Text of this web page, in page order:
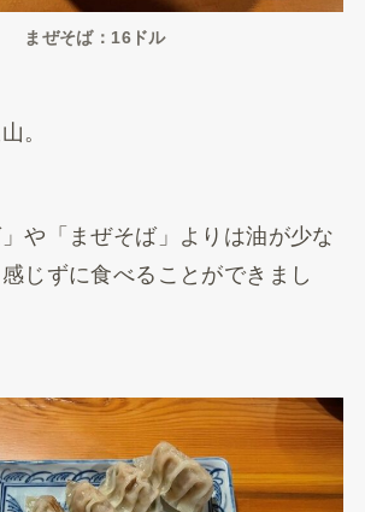
まぜそば：16ドル
。
や「まぜそば」よりは油が少な
じずに食べることができまし